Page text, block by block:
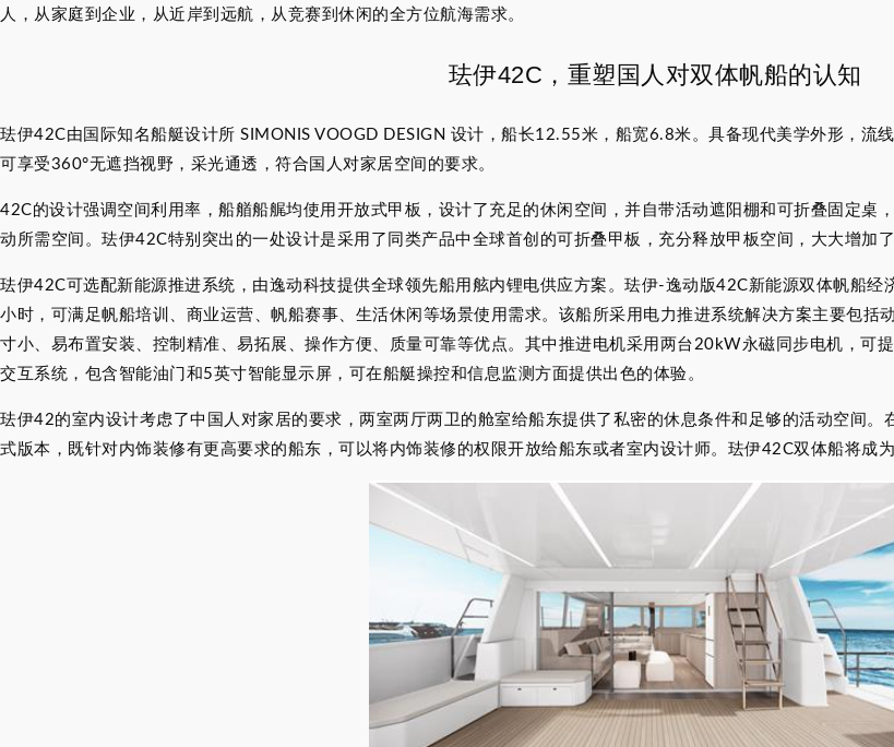
人，从家庭到企业，从近岸到远航，从竞赛到休闲的全方位航海需求。
珐伊42C，重塑国人对双体帆船的认知
珐伊42C由国际知名船艇设计所 SIMONIS VOOGD DESIGN 设计，船长12.55米，船宽6.8米。具备现代美学外形，流
可享受360°无遮挡视野，采光通透，符合国人对家居空间的要求。
42C的设计强调空间利用率，船艏船艉均使用开放式甲板，设计了充足的休闲空间，并自带活动遮阳棚和可折叠固定桌
动所需空间。珐伊42C特别突出的一处设计是采用了同类产品中全球首创的可折叠甲板，充分释放甲板空间，大大增加了
珐伊42C可选配新能源推进系统，由逸动科技提供全球领先船用舷内锂电供应方案。珐伊-逸动版42C新能源双体帆船
小时，可满足帆船培训、商业运营、帆船赛事、生活休闲等场景使用需求。该船所采用电力推进系统解决方案主要包括
寸小、易布置安装、控制精准、易拓展、操作方便、质量可靠等优点。其中推进电机采用两台20kW永磁同步电机，可
交互系统，包含智能油门和5英寸智能显示屏，可在船艇操控和信息监测方面提供出色的体验。
珐伊42的室内设计考虑了中国人对家居的要求，两室两厅两卫的舱室给船东提供了私密的休息条件和足够的活动空间
式版本，既针对内饰装修有更高要求的船东，可以将内饰装修的权限开放给船东或者室内设计师。珐伊42C双体船将成